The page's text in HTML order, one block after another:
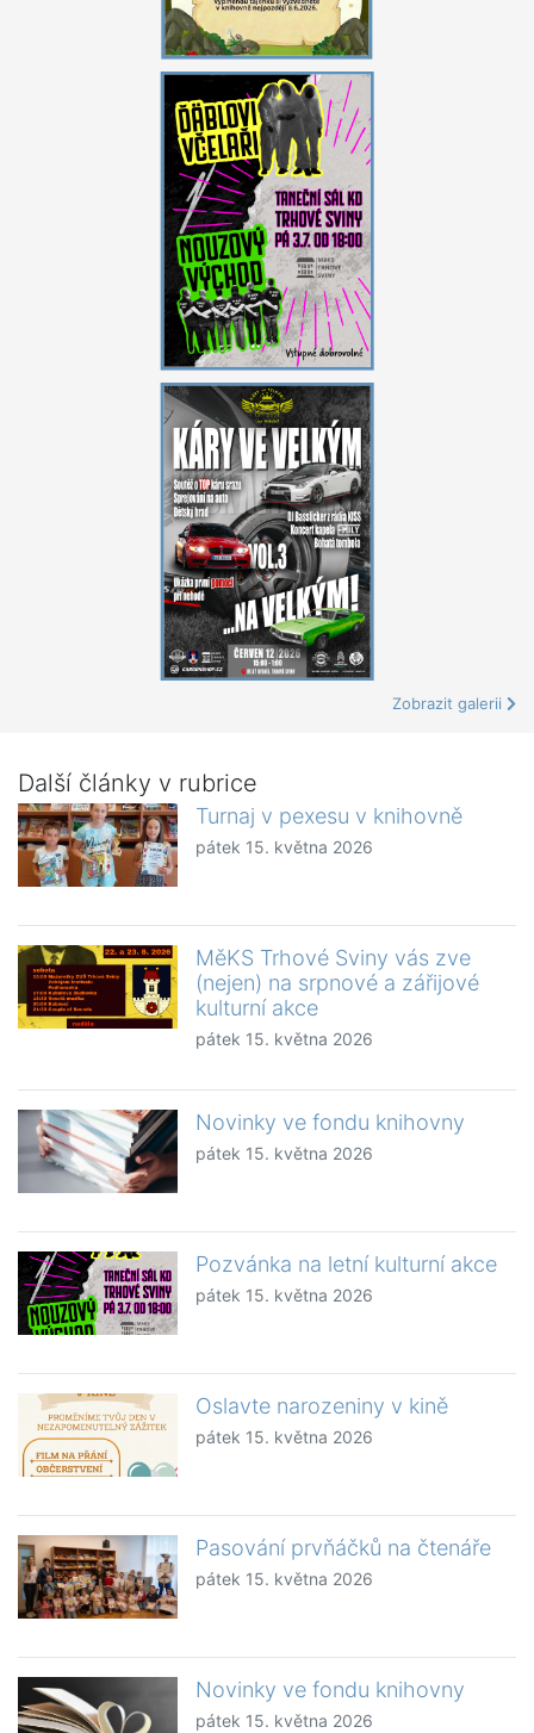
Zobrazit galerii
Další články v rubrice
Turnaj v pexesu v knihovně
pátek 15. května 2026
MěKS Trhové Sviny vás zve
(nejen) na srpnové a zářijové
kulturní akce
pátek 15. května 2026
Novinky ve fondu knihovny
pátek 15. května 2026
Pozvánka na letní kulturní akce
pátek 15. května 2026
Oslavte narozeniny v kině
pátek 15. května 2026
Pasování prvňáčků na čtenáře
pátek 15. května 2026
Novinky ve fondu knihovny
pátek 15. května 2026